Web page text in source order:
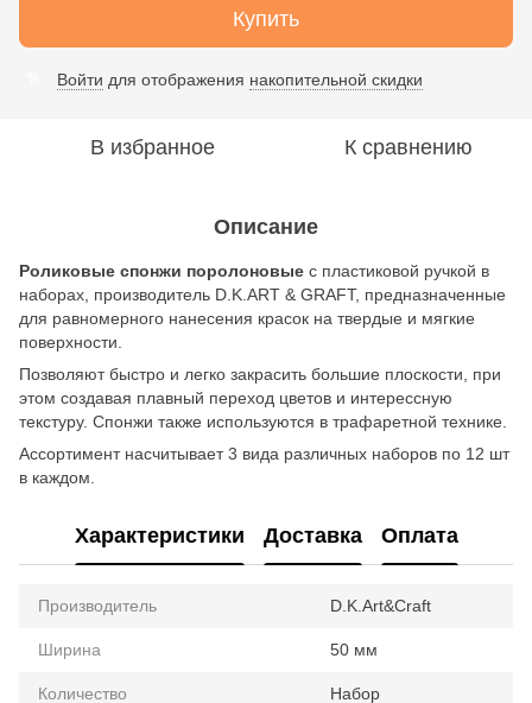
Купить
Войти для отображения накопительной скидки
В избранное К сравнению
Описание
Роликовые спонжи поролоновые с пластиковой ручкой в
наборах, производитель D.K.ART & GRAFT, предназначенные
для равномерного нанесения красок на твердые и мягкие
поверхности.
Позволяют быстро и легко закрасить большие плоскости, при
этом создавая плавный переход цветов и интерессную
текстуру. Спонжи также используются в трафаретной технике.
Ассортимент насчитывает 3 вида различных наборов по 12 шт
в каждом.
Характеристики Доставка Оплата
Производитель D.K.Art&Craft
Ширина 50 мм
Количество Набор